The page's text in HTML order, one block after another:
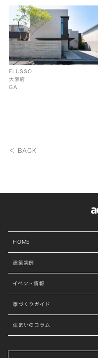
FLUSSO
大阪府
GA
＜ BACK
HOME
建築実例
イベント情報
家づくりガイド
住まいのコラム